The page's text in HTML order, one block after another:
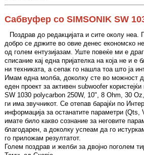
Сабвуфер со SIMSONIK SW
Поздрав до редакцијата и сите околу
добро се држите во овие денес економско
од голем ентузијазам. Уште повеќе ми е
списание кај една пријателка на која не и е
ни техниката, а сепак го нашла тоа што ја
Имам една молба, доколку сте во можност
еден проект за активен subwoofer
SW 1030 polycarbon 250W, 10", 8 Ohm, 30
ги има звучникот. Се отепав барајќи по
информација за останатите параметри (Qts,
имате било какво сознание за неговите
благодарен, а доколку успеам да го
го приложам резултатот.
Голем поздрав и желби за двојно поголем